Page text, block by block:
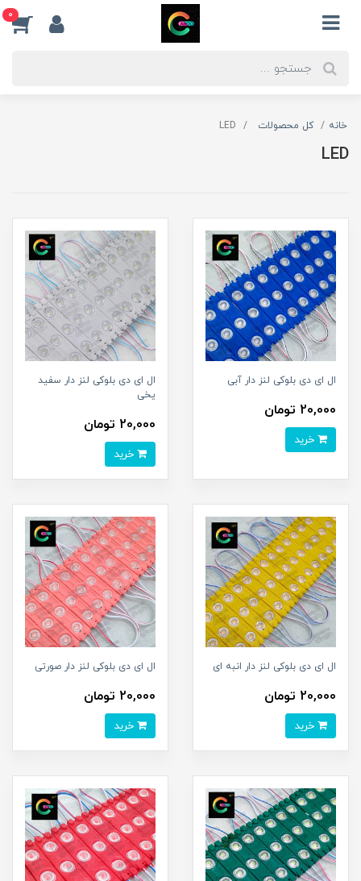
0
خانه کل محصولات LED
LED
ال ای دی بلوکی لنز دار آبی
20,000 تومان
ال ای دی بلوکی لنز دار سفید
یخی
20,000 تومان
ال ای دی بلوکی لنز دار انبه ای
20,000 تومان
ال ای دی بلوکی لنز دار صورتی
20,000 تومان